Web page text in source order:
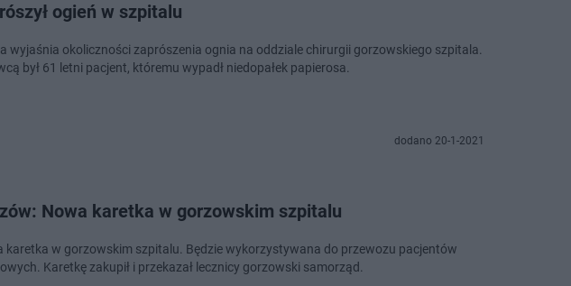
ogień w szpitalu
wyjaśnia okoliczności zaprószenia ognia na oddziale chirurgii gorzowskiego szpitala.
był 61 letni pacjent, któremu wypadł niedopałek papierosa.
dodano 20-1-2021
Nowa karetka w gorzowskim szpitalu
karetka w gorzowskim szpitalu. Będzie wykorzystywana do przewozu pacjentów
Karetkę zakupił i przekazał lecznicy gorzowski samorząd.